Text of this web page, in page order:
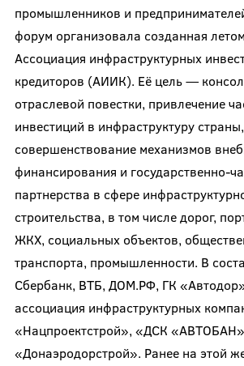
промышленников и
форум организовала созданная
Ассоциация инфраструктурных
кредиторов (АИИК). Её цель —
отраслевой повестки, привлечение
инвестиций в инфраструктуру
совершенствование механизмов
финансирования и государственно-
партнерства в сфере
строительства, в том числе дорог,
ЖКХ, социальных объектов,
транспорта, промышленности. В
Сбербанк, ВТБ, ДОМ.РФ, ГК
ассоциация инфраструктурных
«Нацпроектстрой», «ДСК
«Донаэродорстрой». Ранее на этой